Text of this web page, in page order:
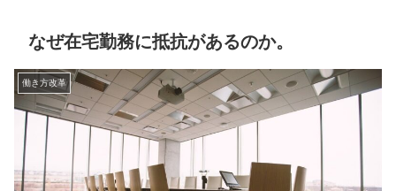
なぜ在宅勤務に抵抗があるのか。
働き方改革